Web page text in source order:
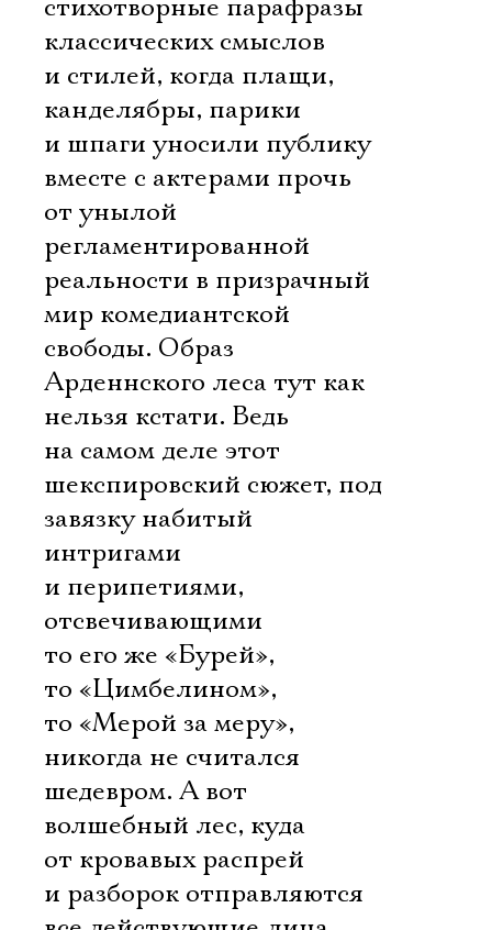
стихотворные парафразы
классических смыслов
и стилей, когда плащи,
канделябры, парики
и шпаги уносили публику
вместе с актерами прочь
от унылой
регламентированной
реальности в призрачный
мир комедиантской
свободы. Образ
Арденнского леса тут как
нельзя кстати. Ведь
на самом деле этот
шекспировский сюжет, под
завязку набитый
интригами
и перипетиями,
отсвечивающими
то его же «Бурей»,
то «Цимбелином»,
то «Мерой за меру»,
никогда не считался
шедевром. А вот
волшебный лес, куда
от кровавых распрей
и разборок отправляются